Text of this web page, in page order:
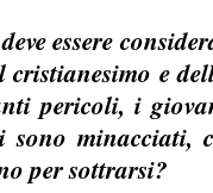
essere
cristianesimo e
pericoli, i
minacciati,
per sottrarsi?